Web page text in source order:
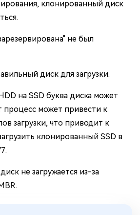
клонированный диск
не был
диск для загрузки.
на SSD буква диска может
процесс может привести к
загрузки, что приводит к
клонированный SSD в
не загружается из-за